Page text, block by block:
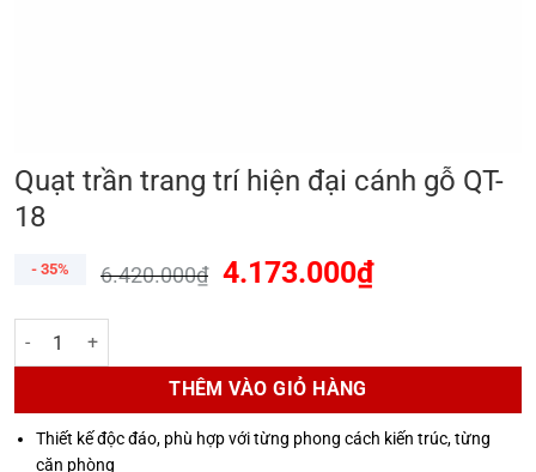
Quạt trần trang trí hiện đại cánh gỗ QT-
18
- 35% 6.420.000₫ 4.173.000₫
Quạt trần trang trí hiện đại cánh gỗ QT-18 số lượng
THÊM VÀO GIỎ HÀNG
Thiết kế độc đáo, phù hợp với từng phong cách kiến trúc, từng
căn phòng